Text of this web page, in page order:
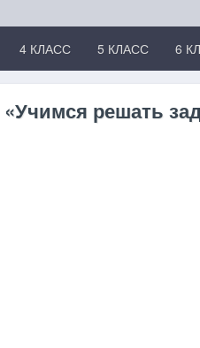
4 КЛАСС 5 КЛАСС 6
решать